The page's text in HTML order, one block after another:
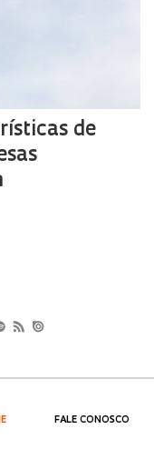
FALE CONOSCO